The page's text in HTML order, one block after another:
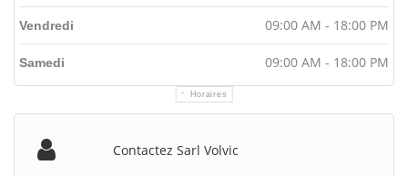
Horaires
Vendredi 09:00 AM - 18:00 PM
Samedi 09:00 AM - 18:00 PM
Contactez Sarl Volvic